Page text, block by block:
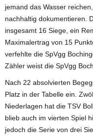
jemand das Wasser
nachhaltig dokumentieren.
insgesamt 16 Siege, ein
Maximalertrag von 15
verfehlte die SpVgg
Zähler weist die SpVgg
Nach 22 absolvierten
Platz in der Tabelle ein.
Niederlagen hat die TSV
blieb auch im vierten Spiel
jedoch die Serie von drei